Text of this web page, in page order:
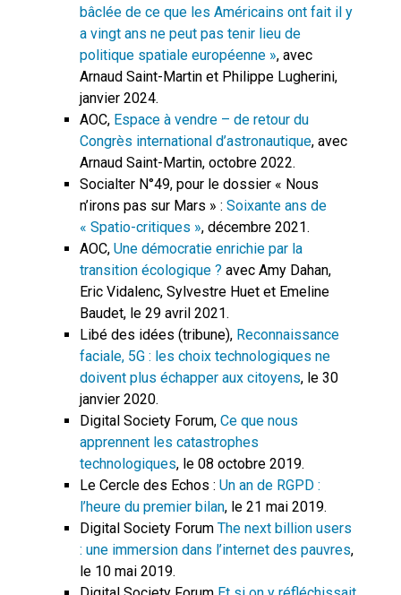
bâclée de ce que les Américains ont fait il y
a vingt ans ne peut pas tenir lieu de
politique spatiale européenne », avec
Arnaud Saint-Martin et Philippe Lugherini,
janvier 2024.
AOC, Espace à vendre – de retour du
Congrès international d’astronautique, avec
Arnaud Saint-Martin, octobre 2022.
Socialter N°49, pour le dossier « Nous
n’irons pas sur Mars » : Soixante ans de
« Spatio-critiques », décembre 2021.
AOC, Une démocratie enrichie par la
transition écologique ? avec Amy Dahan,
Eric Vidalenc, Sylvestre Huet et Emeline
Baudet, le 29 avril 2021.
Libé des idées (tribune), Reconnaissance
faciale, 5G : les choix technologiques ne
doivent plus échapper aux citoyens, le 30
janvier 2020.
Digital Society Forum, Ce que nous
apprennent les catastrophes
technologiques, le 08 octobre 2019.
Le Cercle des Echos : Un an de RGPD :
l’heure du premier bilan, le 21 mai 2019.
Digital Society Forum The next billion users
: une immersion dans l’internet des pauvres,
le 10 mai 2019.